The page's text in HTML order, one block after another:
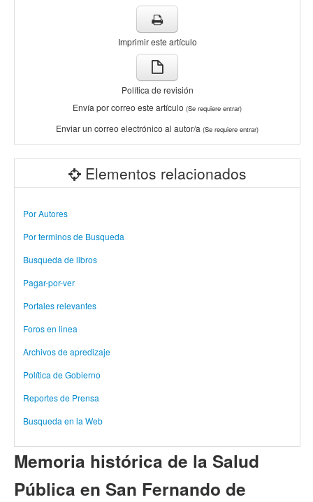
Imprimir este artículo
Política de revisión
Envía por correo este artículo (Se requiere entrar)
Enviar un correo electrónico al autor/a (Se requiere entrar)
Elementos relacionados
Por Autores
Por terminos de Busqueda
Busqueda de libros
Pagar-por-ver
Portales relevantes
Foros en linea
Archivos de apredizaje
Política de Gobierno
Reportes de Prensa
Busqueda en la Web
Memoria histórica de la Salud
Pública en San Fernando de